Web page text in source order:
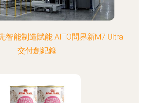
智能制造賦能 AITO問界新M7 Ultra
交付創紀錄